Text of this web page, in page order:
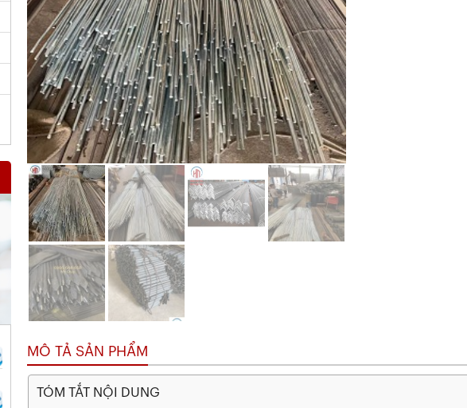
MÔ TẢ SẢN PHẨM
TÓM TẮT NỘI DUNG